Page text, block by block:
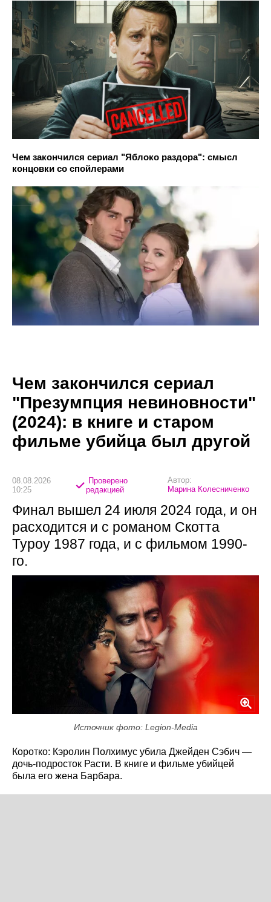
Чем закончился сериал "Яблоко раздора": смысл
концовки со спойлерами
Чем закончился сериал
"Презумпция невиновности"
(2024): в книге и старом
фильме убийца был другой
08.08.2026
10:25
Проверено
редакцией
Автор:
Марина Колесниченко
Финал вышел 24 июля 2024 года, и он
расходится и с романом Скотта
Туроу 1987 года, и с фильмом 1990-
го.
Источник фото: Legion-Media
Коротко: Кэролин Полхимус убила Джейден Сэбич —
дочь-подросток Расти. В книге и фильме убийцей
была его жена Барбара.